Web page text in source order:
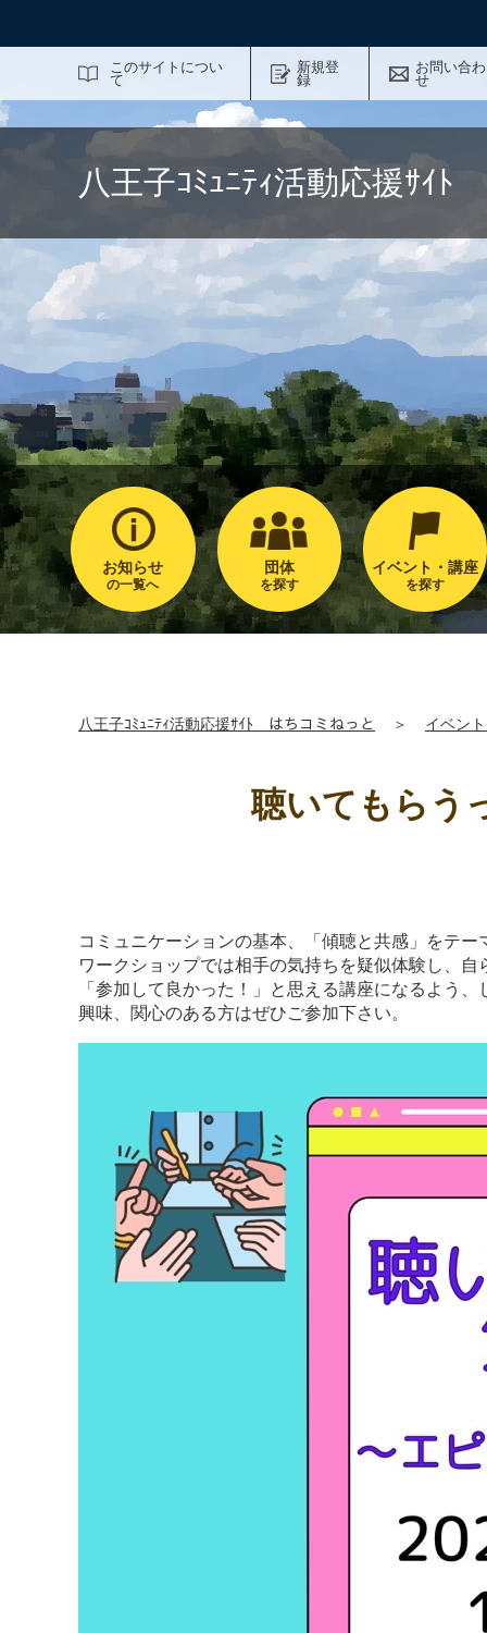
このサイトについ
て
新規登
録
お問い合わ
せ
八王子ｺﾐｭﾆﾃｨ活動応援ｻｲ
お知らせ
の一覧へ
団体
を探す
イベント・講座
を探す
八王子ｺﾐｭﾆﾃｨ活動応援ｻｲﾄ はちコミねっと ＞ イベン
聴いてもらう
コミュニケーションの基本、「傾聴と共感」をテー
ワークショップでは相手の気持ちを疑似体験し、
「参加して良かった！」と思える講座になるよう
興味、関心のある方はぜひご参加下さい。